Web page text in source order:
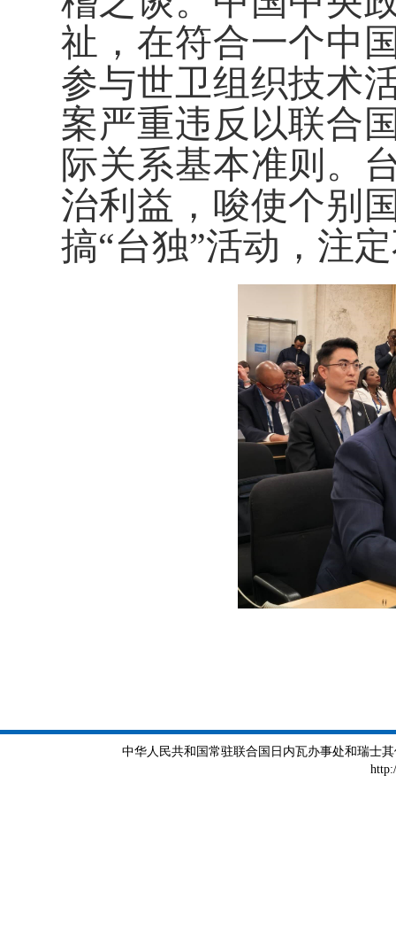
祉，在符合一个中
参与世卫组织技术
案严重违反以联合
际关系基本准则。
治利益，唆使个别
搞“台独”活动，注
中华人民共和国常驻联合国日内瓦办事处和瑞士